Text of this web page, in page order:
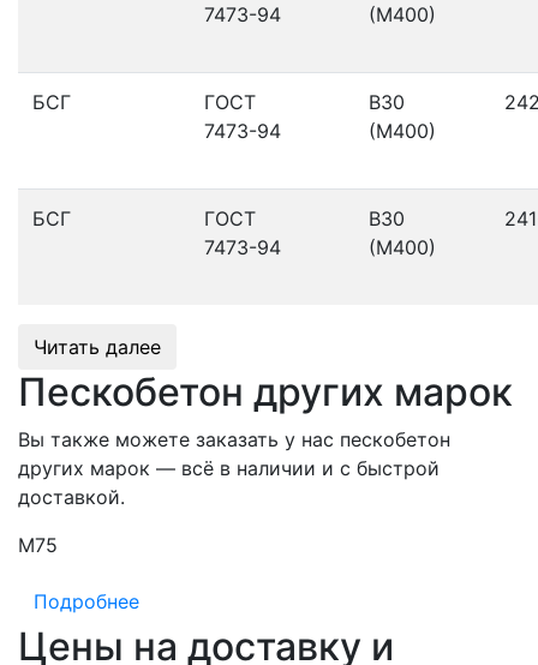
7473-94
(М400)
БСГ
ГОСТ
7473-94
В30
(М400)
БСГ
ГОСТ
7473-94
В30
(М400)
Читать далее
Пескобетон других марок
Вы также можете заказать у нас пескобетон
других марок — всё в наличии и с быстрой
доставкой.
М75
Подробнее
Цены на доставку и